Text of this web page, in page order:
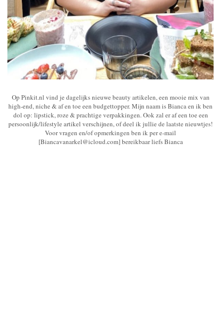
Op Pinkit.nl vind je dagelijks nieuwe beauty artikelen, een mooie mix van
high-end, niche & af en toe een budgettopper. Mijn naam is Bianca en ik ben
dol op: lipstick, roze & prachtige verpakkingen. Ook zal er af een toe een
persoonlijk/lifestyle artikel verschijnen, of deel ik jullie de laatste nieuwtjes!
Voor vragen en/of opmerkingen ben ik per e-mail
[Biancavanarkel@icloud.com] bereikbaar liefs Bianca